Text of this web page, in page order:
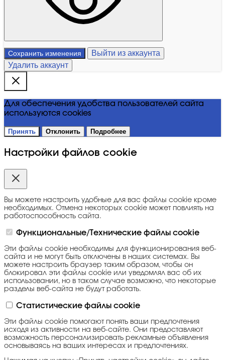
Сохранить изменения
Выйти из аккаунта
Удалить аккаунт
Для обеспечения удобства пользователей сайта
используются cookies
Принять Отклонить Подробнее
Настройки файлов cookie
Вы можете настроить удобные для вас файлы cookie кроме
необходимых. Отмена некоторых cookie может повлиять на
работоспособность сайта.
Функциональные/Технические файлы cookie
Эти файлы cookie необходимы для функционирования веб-
сайта и не могут быть отключены в наших системах. Вы
можете настроить браузер таким образом, чтобы он
блокировал эти файлы cookie или уведомлял вас об их
использовании, но в таком случае возможно, что некоторые
разделы веб-сайта не будут работать.
Статистические файлы cookie
Эти файлы cookie помогают понять ваши предпочтения
исходя из активности на веб-сайте. Они предоставляют
возможность персонализировать рекламные объявления
основываясь на ваших интересах и предпочтениях.